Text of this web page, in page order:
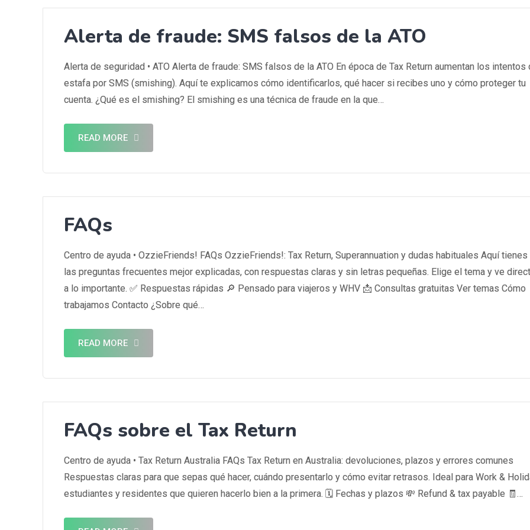
Alerta de fraude: SMS falsos de la ATO
Alerta de seguridad • ATO Alerta de fraude: SMS falsos de la ATO En época de Tax Return aumentan los intentos
estafa por SMS (smishing). Aquí te explicamos cómo identificarlos, qué hacer si recibes uno y cómo proteger tu
cuenta. ¿Qué es el smishing? El smishing es una técnica de fraude en la que…
READ MORE
FAQs
Centro de ayuda • OzzieFriends! FAQs OzzieFriends!: Tax Return, Superannuation y dudas habituales Aquí tienes
las preguntas frecuentes mejor explicadas, con respuestas claras y sin letras pequeñas. Elige el tema y ve
a lo importante. ✅ Respuestas rápidas 🔎 Pensado para viajeros y WHV 📩 Consultas gratuitas Ver temas Cómo
trabajamos Contacto ¿Sobre qué…
READ MORE
FAQs sobre el Tax Return
Centro de ayuda • Tax Return Australia FAQs Tax Return en Australia: devoluciones, plazos y errores comunes
Respuestas claras para que sepas qué hacer, cuándo presentarlo y cómo evitar retrasos. Ideal para Work &
estudiantes y residentes que quieren hacerlo bien a la primera. 🗓️ Fechas y plazos 💸 Refund & tax payable 🧾…